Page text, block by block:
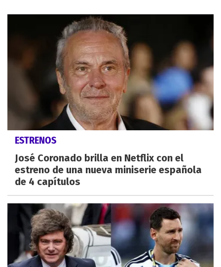
ESTRENOS
José Coronado brilla en Netflix con el
estreno de una nueva miniserie española
de 4 capítulos